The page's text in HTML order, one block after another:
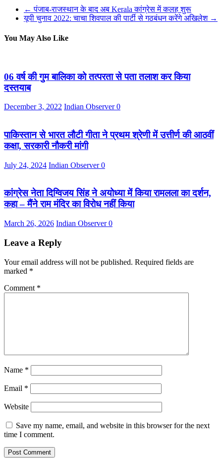
← पंजाब-राजस्थान के बाद अब Kerala कांग्रेस में कलह शुरू
यूपी चुनाव 2022: चाचा शिवपाल की पार्टी से गठबंधन करेंगे अखिलेश →
You May Also Like
06 वर्ष की गुम बालिका को तत्परता से पता तलाश कर किया
दस्तयाब
December 3, 2022 Indian Observer0
पाकिस्तान से भारत लौटी गीता ने प्रथम श्रेणी में उत्तीर्ण की आठवीं
कक्षा, सरकारी नौकरी मांगी
July 24, 2024 Indian Observer0
कांग्रेस नेता दिग्विजय सिंह ने अयोध्या में किया रामलला का दर्शन,
कहा – मैंने राम मंदिर का विरोध नहीं किया
March 26, 2026 Indian Observer0
Leave a Reply
Your email address will not be published. Required fields are
marked *
Comment *
Name *
Email *
Website
Save my name, email, and website in this browser for the next
time I comment.